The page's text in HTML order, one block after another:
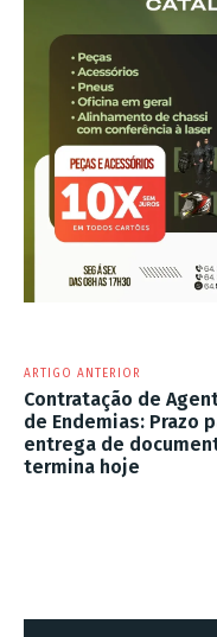
ARTIGO ANTERIOR
Contratação de
de Endemias: Prazo
entrega de
termina hoje